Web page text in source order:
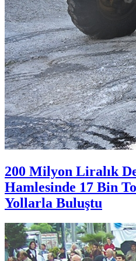
200 Milyon Liralık
Hamlesinde 17 Bin
Yollarla Buluştu